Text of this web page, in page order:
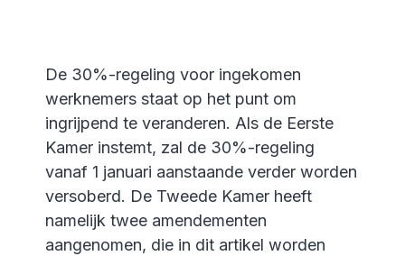
De 30%-regeling voor ingekomen
werknemers staat op het punt om
ingrijpend te veranderen. Als de Eerste
Kamer instemt, zal de 30%-regeling
vanaf 1 januari aanstaande verder worden
versoberd. De Tweede Kamer heeft
namelijk twee amendementen
aangenomen, die in dit artikel worden